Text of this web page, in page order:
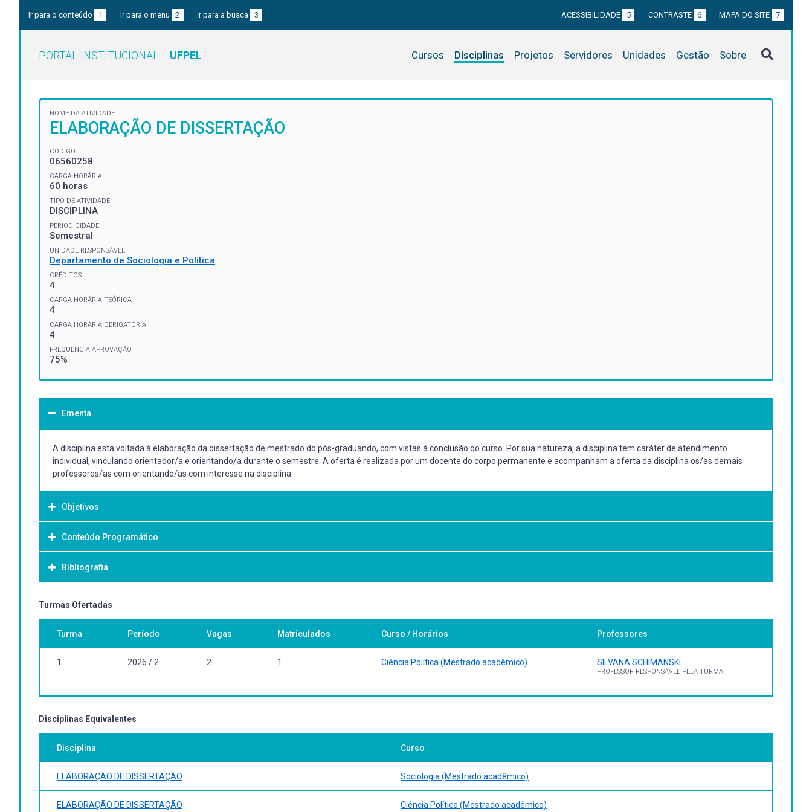
Ir para o conteúdo 1 Ir para o menu 2 Ir para a busca 3 ACESSIBILIDADE 5 CONTRASTE 6 MAPA DO SITE 7
PORTAL INSTITUCIONAL UFPEL Cursos Disciplinas Projetos Servidores Unidades Gestão Sobre
NOME DA ATIVIDADE
ELABORAÇÃO DE DISSERTAÇÃO
CÓDIGO
06560258
CARGA HORÁRIA
60 horas
TIPO DE ATIVIDADE
DISCIPLINA
PERIODICIDADE
Semestral
UNIDADE RESPONSÁVEL
Departamento de Sociologia e Política
CRÉDITOS
4
CARGA HORÁRIA TEÓRICA
4
CARGA HORÁRIA OBRIGATÓRIA
4
FREQUÊNCIA APROVAÇÃO
75%
Ementa
A disciplina está voltada à elaboração da dissertação de mestrado do pós-graduando, com vistas à conclusão do curso. Por sua natureza, a disciplina tem caráter de atendimento
individual, vinculando orientador/a e orientando/a durante o semestre. A oferta é realizada por um docente do corpo permanente e acompanham a oferta da disciplina os/as demais
professores/as com orientando/as com interesse na disciplina.
Objetivos
Objetivo Geral:
A disciplina tem por objetivo a elaboração do projeto de dissertação.
Conteúdo Programático
Bibliografia
Bibliografia Básica:
A bibliografia depende da relação direta de orientação.
Turmas Ofertadas
Turma Período Vagas Matriculados Curso / Horários Professores
1 2026 / 2 2 1 Ciência Política (Mestrado acadêmico) SILVANA SCHIMANSKI
PROFESSOR RESPONSÁVEL PELA TURMA
Disciplinas Equivalentes
Disciplina Curso
ELABORAÇÃO DE DISSERTAÇÃO Sociologia (Mestrado acadêmico)
ELABORAÇÃO DE DISSERTAÇÃO Ciência Política (Mestrado acadêmico)